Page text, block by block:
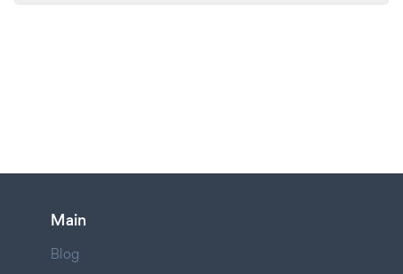
Main
Blog